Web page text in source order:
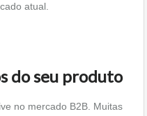
atual.
do seu produto
no mercado B2B. Muitas